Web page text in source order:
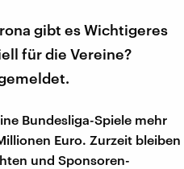
gibt es Wichtigeres
für die Vereine?
Bundesliga-Spiele mehr
Euro. Zurzeit bleiben
und Sponsoren-